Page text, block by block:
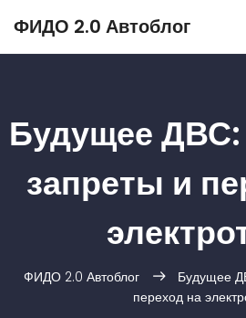
ФИДО 2.0 Автоблог
Будущее
запреты и
ФИДО 2.0 Автоблог
Будущее
переход на